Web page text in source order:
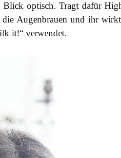
optisch. Tragt dafür
die Augenbrauen und ihr
it!“ verwendet.